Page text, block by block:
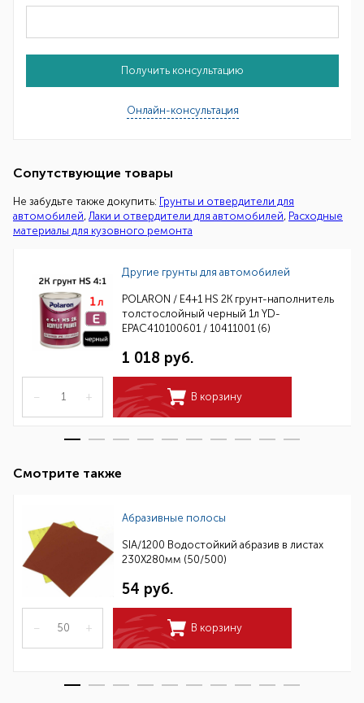
Получить консультацию
Онлайн-консультация
Сопутствующие товары
Не забудьте также докупить: Грунты и отвердители для
автомобилей, Лаки и отвердители для автомобилей, Расходные
материалы для кузовного ремонта
Другие грунты для автомобилей
POLARON / E4+1 HS 2K грунт-наполнитель
толстослойный черный 1л YD-
EPAC410100601 / 10411001 (6)
1 018 руб.
– + В корзину
Смотрите также
Абразивные полосы
SIA/1200 Водостойкий абразив в листах
230Х280мм (50/500)
54 руб.
– + В корзину